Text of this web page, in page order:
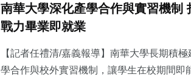
南華大學深化產學合作與實習機制
戰力畢業即就業
【記者任禮清/嘉義報導】南華大學長期積
學合作與校外實習機制，讓學生在校期間即